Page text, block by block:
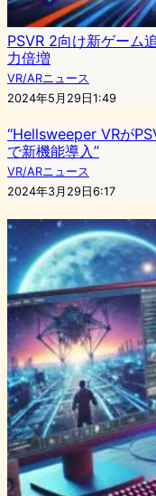
PSVR 2向け新ゲーム
力倍増
VR/ARニュース
2024年5月29日1:49
“Hellsweeper VRが
で新機能導入”
VR/ARニュース
2024年3月29日6:17